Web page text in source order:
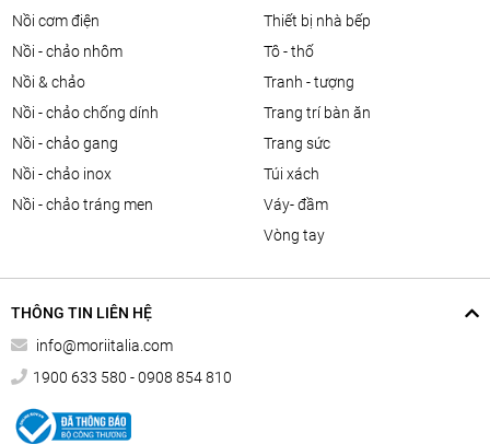
nồi cơm điện
nồi - chảo nhôm
nồi & chảo
nồi - chảo chống dính
nồi - chảo gang
nồi - chảo inox
nồi - chảo tráng men
thiết bị nhà bếp
tô - thố
tranh - tượng
trang trí bàn ăn
trang sức
túi xách
váy- đầm
vòng tay
THÔNG TIN LIÊN HỆ
info@moriitalia.com
1900 633 580 - 0908 854 810